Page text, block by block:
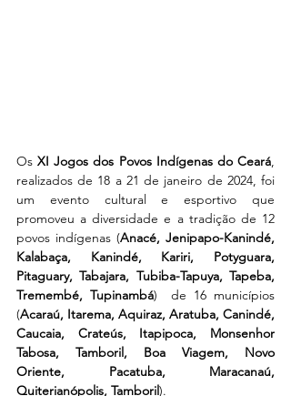
Os XI Jogos dos Povos Indígenas do Ceará,
realizados de 18 a 21 de janeiro de 2024, foi
um evento cultural e esportivo que
promoveu a diversidade e a tradição de 12
povos indígenas (Anacé, Jenipapo-Kanindé,
Kalabaça, Kanindé, Kariri, Potyguara,
Pitaguary, Tabajara, Tubiba-Tapuya, Tapeba,
Tremembé, Tupinambá)  de 16 municípios
(Acaraú, Itarema, Aquiraz, Aratuba, Canindé,
Caucaia, Crateús, Itapipoca, Monsenhor
Tabosa, Tamboril, Boa Viagem, Novo
Oriente, Pacatuba, Maracanaú,
Quiterianópolis, Tamboril).